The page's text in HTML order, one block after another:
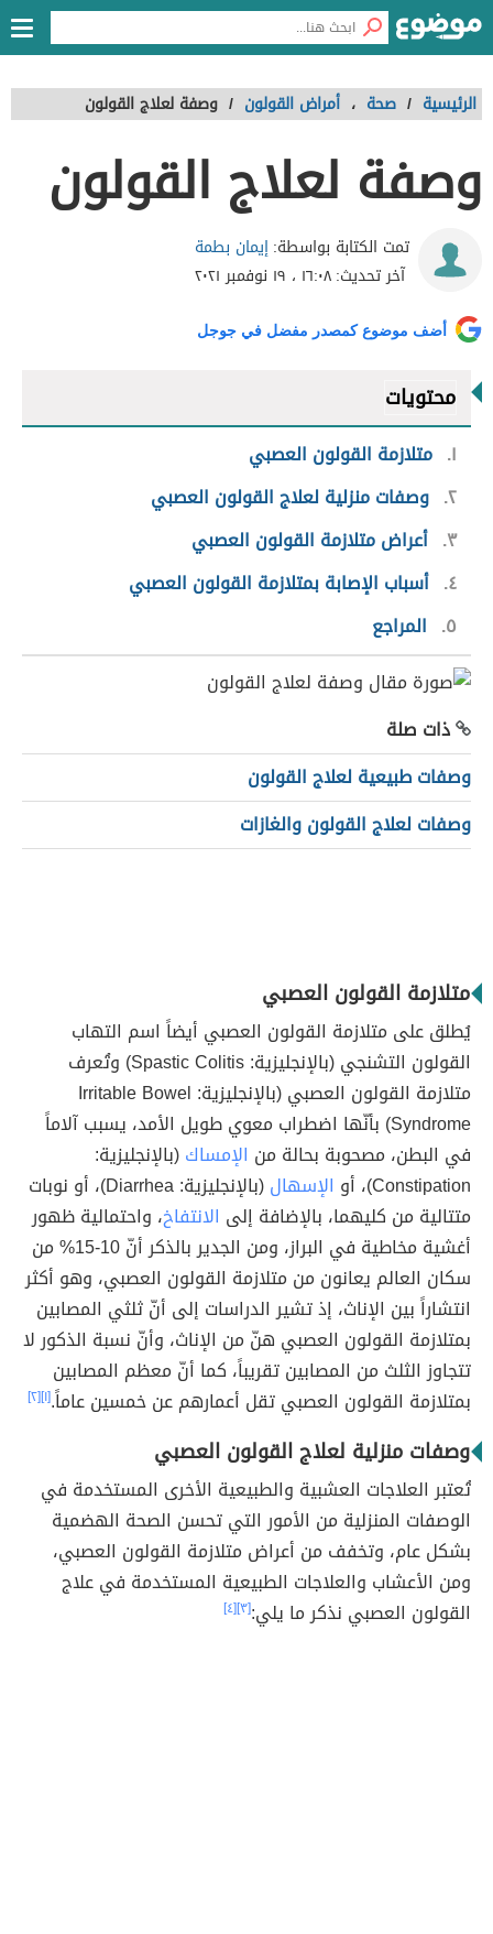
الرئيسية / صحة ، أمراض القولون / وصفة لعلاج القولون
وصفة لعلاج القولون
تمت الكتابة بواسطة:إيمان بطمة
آخر تحديث:١٦:٠٨ ، ١٩ نوفمبر ٢٠٢١
أضف موضوع كمصدر مفضل في جوجل
محتويات
١ متلازمة القولون العصبي
٢ وصفات منزلية لعلاج القولون العصبي
٣ أعراض متلازمة القولون العصبي
٤ أسباب الإصابة بمتلازمة القولون العصبي
٥
المراجع
ذات صلة
وصفات طبيعية لعلاج القولون
وصفات لعلاج القولون والغازات
متلازمة القولون العصبي
يُطلق على متلازمة القولون العصبي أيضاً اسم التهاب
القولون التشنجي (بالإنجليزية: Spastic Colitis) وتُعرف
متلازمة القولون العصبي (بالإنجليزية: Irritable Bowel
Syndrome) بأنّها اضطراب معوي طويل الأمد، يسبب آلاماً
في البطن، مصحوبة بحالة من الإمساك(بالإنجليزية:
Constipation)، أو
الإسهال
(بالإنجليزية: Diarrhea)، أو نوبات
متتالية من كليهما، بالإضافة إلى الانتفاخ، واحتمالية ظهور
أغشية مخاطية في البراز، ومن الجدير بالذكر أنّ 10-15% من
سكان العالم يعانون من متلازمة القولون العصبي، وهو أكثر
انتشاراً بين الإناث، إذ تشير الدراسات إلى أنّ ثلثي المصابين
بمتلازمة القولون العصبي هنّ من الإناث، وأنّ نسبة الذكور لا
تتجاوز الثلث من المصابين تقريباً، كما أنّ معظم المصابين
بمتلازمة القولون العصبي تقل أعمارهم عن خمسين عاماً.[١] [٢]
وصفات منزلية لعلاج القولون العصبي
تُعتبر العلاجات العشبية والطبيعية الأخرى المستخدمة في
الوصفات المنزلية من الأمور التي تحسن الصحة الهضمية
بشكل عام، وتخفف من أعراض متلازمة القولون العصبي،
ومن الأعشاب والعلاجات الطبيعية المستخدمة في علاج
القولون العصبي نذكر ما يلي:[٣] [٤]